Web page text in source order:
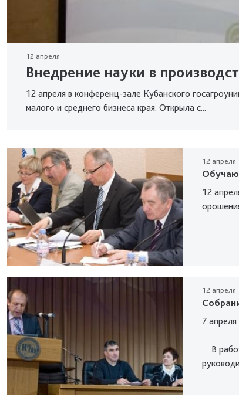
12 апреля
Внедрение науки в
12 апреля в конференц-зале Кубанского
малого и среднего бизнеса края. Открыла с...
12 апреля
12
12 апреля
7
В